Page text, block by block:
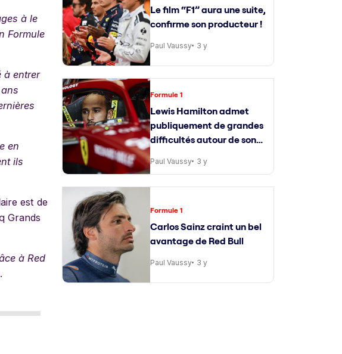
à le
Formule
à entrer
en
ils
est de
Grands
à Red
Le film “F1” aura une suite,
confirme son producteur !
Paul Vaussy 3 y
Formule 1
Lewis Hamilton admet
publiquement de grandes
difficultés autour de son
ingénieur de course
Paul Vaussy 3 y
Formule 1
Carlos Sainz craint un bel
avantage de Red Bull
Paul Vaussy 3 y